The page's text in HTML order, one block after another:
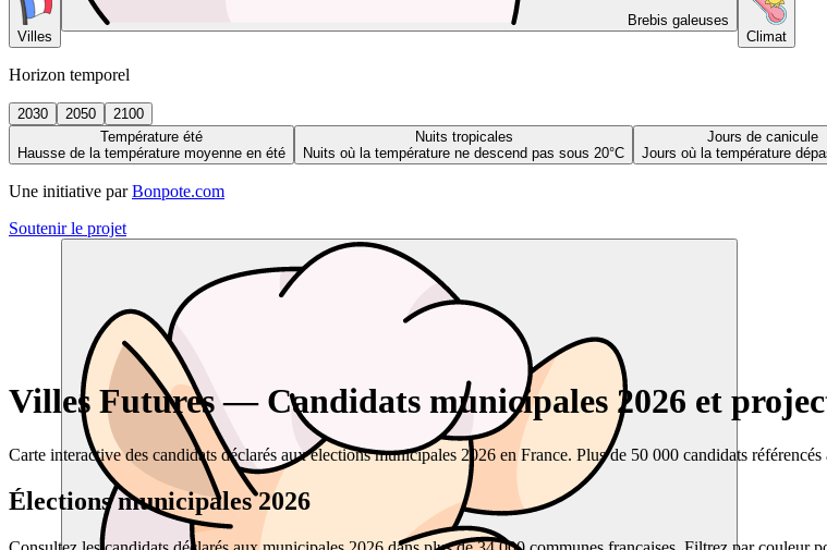
Villes
Brebis galeuses
Climat
Horizon temporel
2030 2050
2100
Température été
Hausse de la température moyenne en été
Nuits tropicales
Nuits où la température ne descend pas sous 20°C
Jours de canicule
Jours où la température
Une initiative par Bonpote.com
Soutenir le projet
Villes Futures — Candidats municipales 2026 et
Carte interactive des candidats déclarés aux élections municipales 2026 en France. Plus de 50 000 candidats
Élections municipales 2026